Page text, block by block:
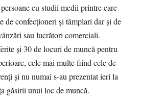
cu studii medii printre care
de confecţioneri şi tâmplari dar şi de
sau lucrători comerciali.
şi 30 de locuri de muncă pentru
cele mai multe fiind cele de
şi nu numai s-au prezentat ieri la
găsirii unui loc de muncă.